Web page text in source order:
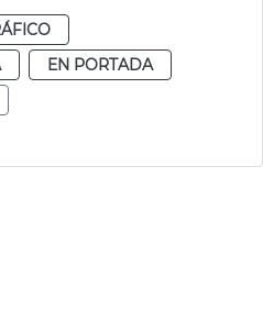
EN PORTADA